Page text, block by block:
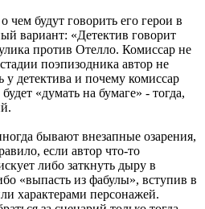
чем будут говорить его герои в
вариант: «Детектив говорит
против Отелло. Комиссар не
поэпизодника автор не
у детектива и почему комиссар
«думать на бумаге» - тогда,
бывают внезапные озарения,
если автор что-то
либо заткнуть дыру в
«выпасть из фабулы», вступив в
характерами персонажей.